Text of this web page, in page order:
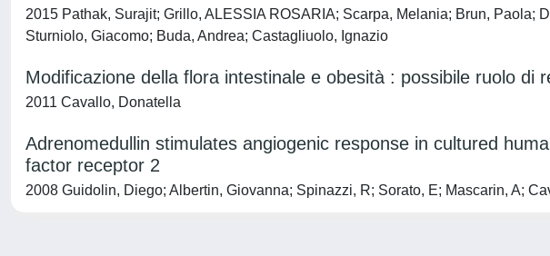
2015 Pathak, Surajit; Grillo, ALESSIA ROSARIA; Scarpa, Melania; Brun,
Sturniolo, Giacomo; Buda, Andrea; Castagliuolo, Ignazio
Modificazione della flora intestinale e obesità : possibile ruolo di
2011 Cavallo, Donatella
Adrenomedullin stimulates angiogenic response in cultured
factor receptor 2
2008 Guidolin, Diego; Albertin, Giovanna; Spinazzi, R; Sorato, E; Mascarin, A;